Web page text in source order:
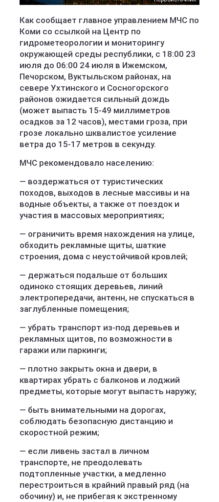
Как сообщает главное управлением МЧС по
Коми со ссылкой на Центр по
гидрометеорологии и мониторингу
окружающей среды республики, с 18:00 23
июля до 06:00 24 июля в Ижемском,
Печорском, Вуктыльском районах, на
севере Ухтинского и Сосногорского
районов ожидается сильный дождь
(может выпасть 15-49 миллиметров
осадков за 12 часов), местами гроза, при
грозе локально шквалистое усиление
ветра до 15-17 метров в секунду.
МЧС рекомендовало населению:
— воздержаться от туристических
походов, выходов в лесные массивы и на
водные объекты, а также от поездок и
участия в массовых мероприятиях;
— ограничить время нахождения на улице,
обходить рекламные щиты, шаткие
строения, дома с неустойчивой кровлей;
— держаться подальше от больших
одиноко стоящих деревьев, линий
электропередачи, антенн, не спускаться в
заглубленные помещения;
— убрать транспорт из-под деревьев и
рекламных щитов, по возможности в
гаражи или паркинги;
— плотно закрыть окна и двери, в
квартирах убрать с балконов и лоджий
предметы, которые могут выпасть наружу;
— быть внимательными на дорогах,
соблюдать безопасную дистанцию и
скоростной режим;
— если ливень застал в личном
транспорте, не преодолевать
подтопленные участки, а медленно
перестроиться в крайний правый ряд (на
обочину) и, не прибегая к экстренному